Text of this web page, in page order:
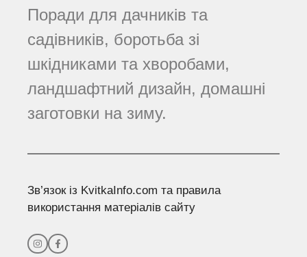
Поради для дачників та
садівників, боротьба зі
шкідниками та хворобами,
ландшафтний дизайн, домашні
заготовки на зиму.
Зв’язок із KvitkaInfo.com та правила
використання матеріалів сайту